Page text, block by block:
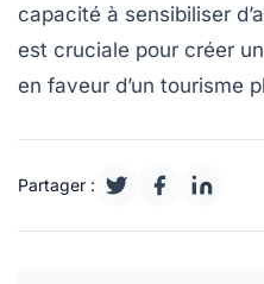
capacité à sensibiliser
est cruciale pour créer
en faveur d’un tourisme
Partager :